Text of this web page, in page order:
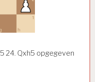
24. Qxh5 opgegeven